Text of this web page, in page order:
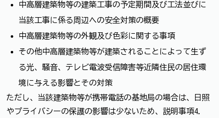
中高層建築物等の建築工事の予定期間及び工法並びに
当該工事に係る周辺への安全対策の概要
中高層建築物等の外観及び色彩に関する事項
その他中高層建築物等が建築されることによって生ず
る光、騒音、テレビ電波受信障害等近隣住民の居住環
境に与える影響とその対策
ただし、当該建築物等が携帯電話の基地局の場合は、日照
やプライバシーの保護の影響は少ないため、説明事項4．